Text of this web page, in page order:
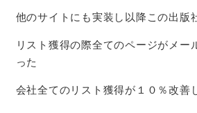
他のサイトにも実装し以降この出版
リスト獲得の際全てのページがメー
った
会社全てのリスト獲得が１０％改善